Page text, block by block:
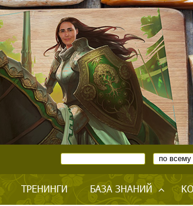
ТРЕНИНГИ БАЗА ЗНАНИЙ